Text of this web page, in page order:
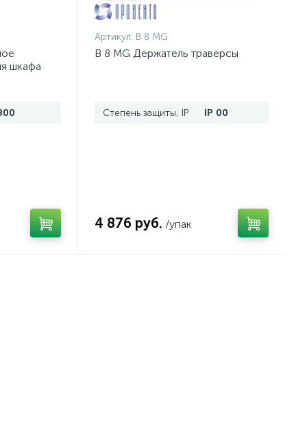
шкафа
Артикул: B 8 MG
B 8 MG Держатель траверсы
Степень защиты, IP IP 00
4 876 руб. /упак